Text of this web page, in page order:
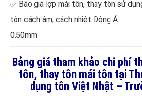
✅ Báo giá lợp mái tôn, thay tôn sử
tôn cách âm, cách nhiệt Đông Á
0.50mm
Bảng giá tham khảo chi phí
tôn, thay tôn mái tôn tại
dụng tôn Việt Nhật –